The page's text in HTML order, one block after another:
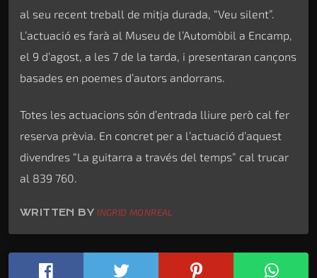
al seu recent treball de mitja durada, “Veu silent”.
L’actuació es farà al Museu de l’Automòbil a Encamp,
el 9 d’agost, a les 7 de la tarda, i presentaran cançons
basades en poemes d’autors andorrans.
Totes les actuacions són d’entrada lliure però cal fer
reserva prèvia. En concret per a l’actuació d’aquest
divendres “La guitarra a través del temps” cal trucar
al 839 760.
WRITTEN BYINGRID MONREAL